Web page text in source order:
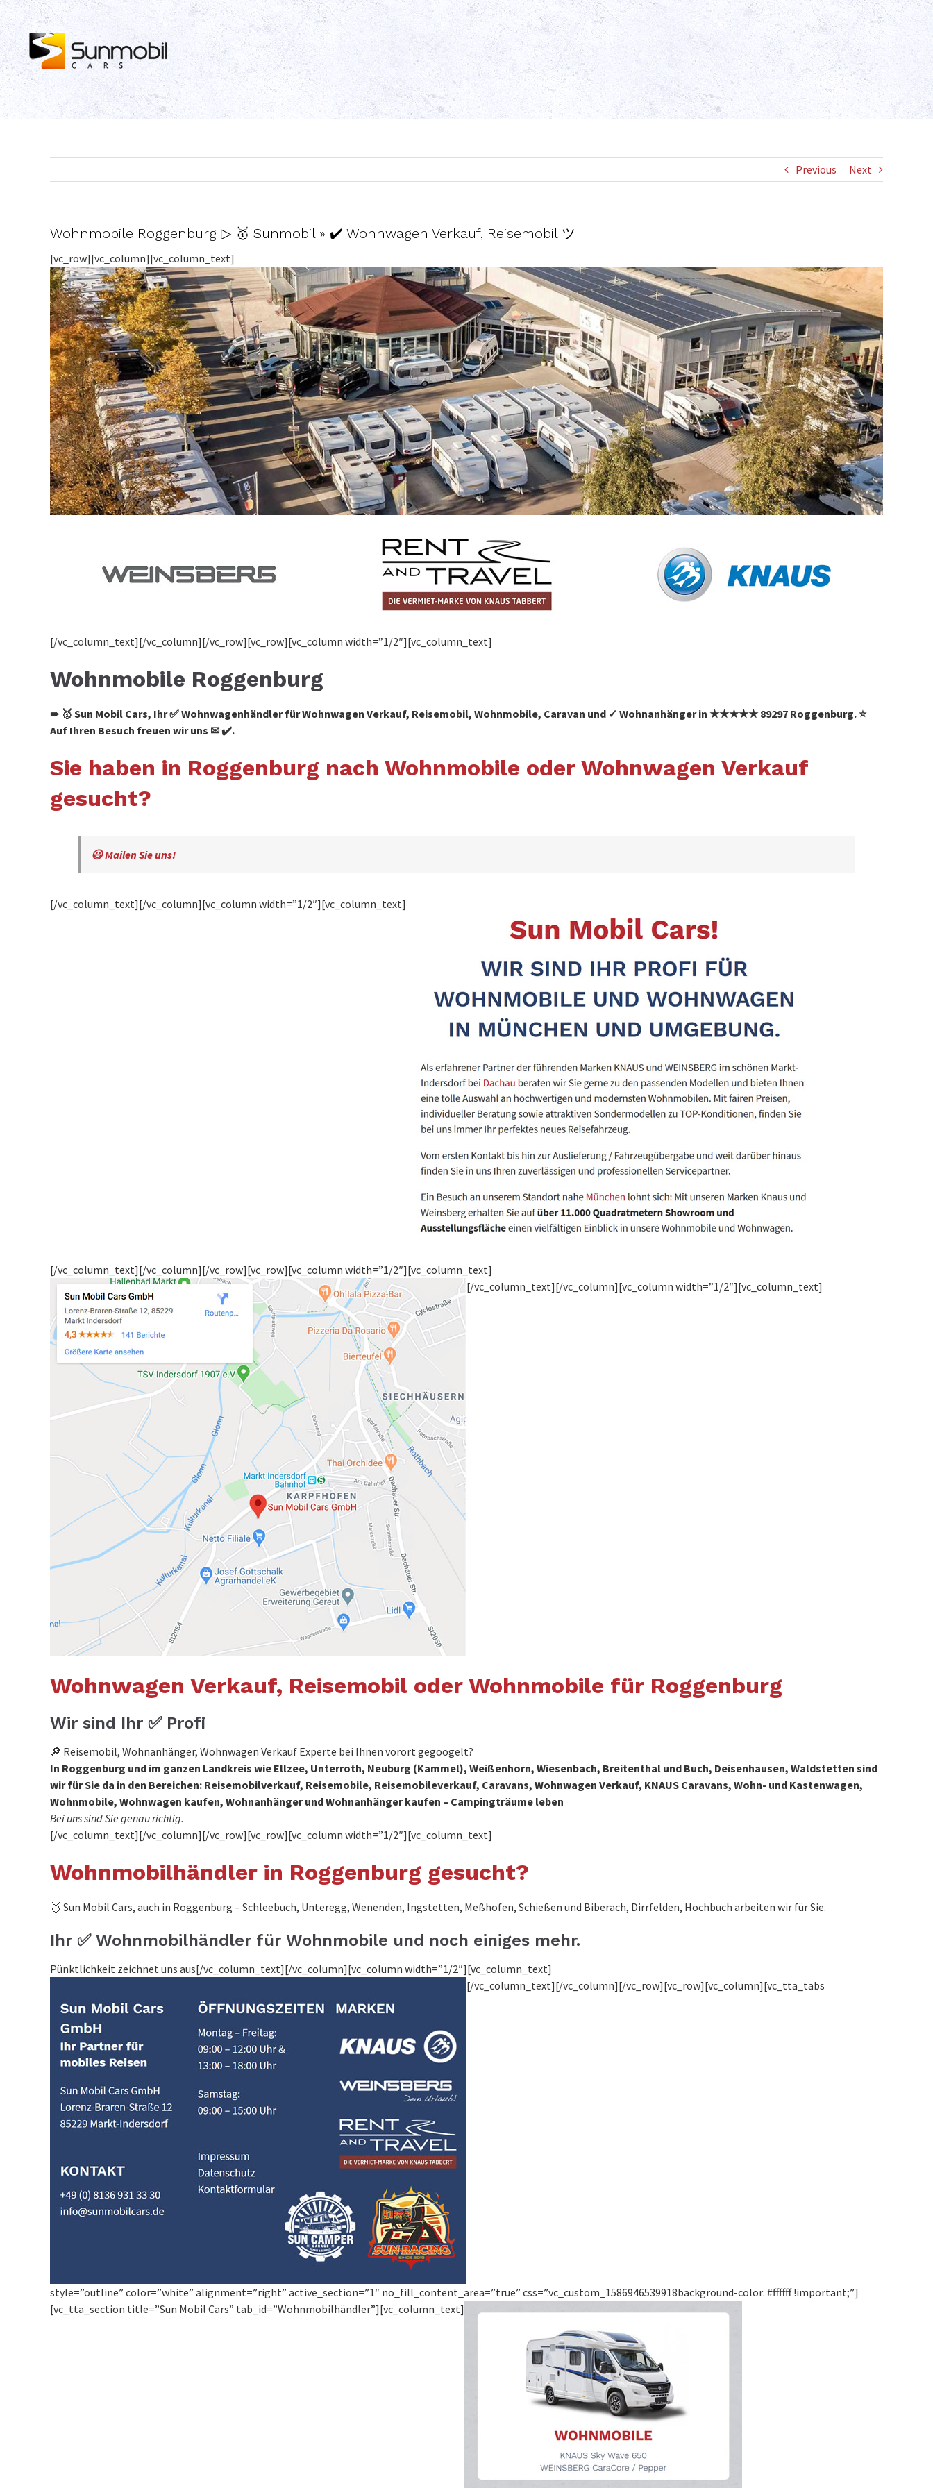
Skip
to
content
Previous Next
Wohnmobile Roggenburg ▷ 🥇 Sunmobil » ✔️ Wohnwagen Verkauf, Reisemobil ツ
[vc_row][vc_column][vc_column_text]
[/vc_column_text][/vc_column][/vc_row][vc_row][vc_column width=”1/2″][vc_column_text]
Wohnmobile Roggenburg
➨ 🥇 Sun Mobil Cars, Ihr ✅ Wohnwagenhändler für Wohnwagen Verkauf, Reisemobil, Wohnmobile, Caravan und ✓ Wohnanhänger in ★★★★★ 89297 Roggenburg. ⭐
Auf Ihren Besuch freuen wir uns ✉ ✔️.
Sie haben in Roggenburg nach Wohnmobile oder Wohnwagen Verkauf
gesucht?
😃 Mailen Sie uns!
[/vc_column_text][/vc_column][vc_column width=”1/2″][vc_column_text]
[/vc_column_text][/vc_column][/vc_row][vc_row][vc_column width=”1/2″][vc_column_text]
[/vc_column_text][/vc_column][vc_column width=”1/2″][vc_column_text]
Wohnwagen Verkauf, Reisemobil oder Wohnmobile für Roggenburg
Wir sind Ihr ✅ Profi
🔎 Reisemobil, Wohnanhänger, Wohnwagen Verkauf Experte bei Ihnen vorort gegoogelt?
In Roggenburg und im ganzen Landkreis wie Ellzee, Unterroth, Neuburg (Kammel), Weißenhorn, Wiesenbach, Breitenthal und Buch, Deisenhausen, Waldstetten sind
wir für Sie da in den Bereichen: Reisemobilverkauf, Reisemobile, Reisemobileverkauf, Caravans, Wohnwagen Verkauf, KNAUS Caravans, Wohn- und Kastenwagen,
Wohnmobile, Wohnwagen kaufen, Wohnanhänger und Wohnanhänger kaufen – Campingträume leben
Bei uns sind Sie genau richtig.
[/vc_column_text][/vc_column][/vc_row][vc_row][vc_column width=”1/2″][vc_column_text]
Wohnmobilhändler in Roggenburg gesucht?
🥇 Sun Mobil Cars, auch in Roggenburg – Schleebuch, Unteregg, Wenenden, Ingstetten, Meßhofen, Schießen und Biberach, Dirrfelden, Hochbuch arbeiten wir für Sie.
Ihr ✅ Wohnmobilhändler für Wohnmobile und noch einiges mehr.
Pünktlichkeit zeichnet uns aus[/vc_column_text][/vc_column][vc_column width=”1/2″][vc_column_text]
[/vc_column_text][/vc_column][/vc_row][vc_row][vc_column][vc_tta_tabs
style=”outline” color=”white” alignment=”right” active_section=”1″ no_fill_content_area=”true” css=”.vc_custom_1586946539918background-color: #ffffff !important;”]
[vc_tta_section title=”Sun Mobil Cars” tab_id=”Wohnmobilhändler”][vc_column_text]